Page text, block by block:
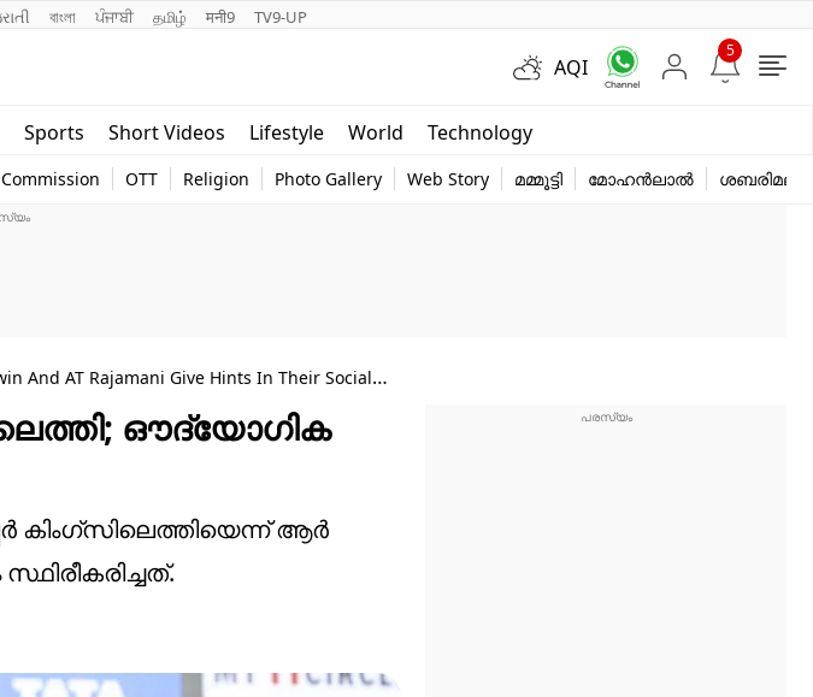
বাংলা ਪੰਜਾਬੀ தமிழ் मनी9 TV9-UP
AQI
5
Sports Short Videos Lifestyle World Technology
Web Story
OTT Religion Photo Gallery Web Story മമ്മൂട്ടി മോഹൻലാൽ ശബരിമല
And AT Rajamani Give Hints In Their Social
ഔദ്യോഗിക
കിംഗ്സിലെത്തിയെന്ന് ആർ